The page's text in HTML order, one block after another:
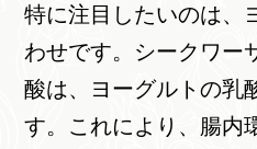
特に注目したいのは、
わせです。シークワー
酸は、ヨーグルトの乳
す。これにより、腸内